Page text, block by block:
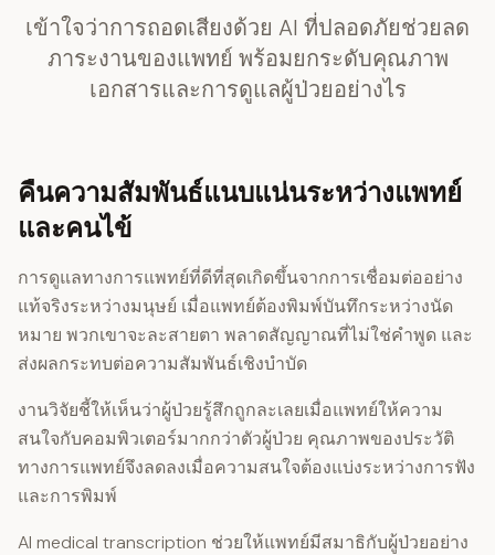
เข้าใจว่าการถอดเสียงด้วย AI ที่ปลอดภัยช่วยลด
ภาระงานของแพทย์ พร้อมยกระดับคุณภาพ
เอกสารและการดูแลผู้ป่วยอย่างไร
คืนความสัมพันธ์แนบแน่นระหว่างแพทย์
และคนไข้
การดูแลทางการแพทย์ที่ดีที่สุดเกิดขึ้นจากการเชื่อมต่ออย่าง
แท้จริงระหว่างมนุษย์ เมื่อแพทย์ต้องพิมพ์บันทึกระหว่างนัด
หมาย พวกเขาจะละสายตา พลาดสัญญาณที่ไม่ใช่คำพูด และ
ส่งผลกระทบต่อความสัมพันธ์เชิงบำบัด
งานวิจัยชี้ให้เห็นว่าผู้ป่วยรู้สึกถูกละเลยเมื่อแพทย์ให้ความ
สนใจกับคอมพิวเตอร์มากกว่าตัวผู้ป่วย คุณภาพของประวัติ
ทางการแพทย์จึงลดลงเมื่อความสนใจต้องแบ่งระหว่างการฟัง
และการพิมพ์
AI medical transcription ช่วยให้แพทย์มีสมาธิกับผู้ป่วยอย่าง